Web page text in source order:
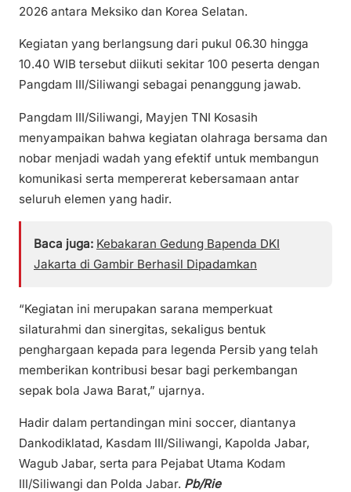
2026 antara Meksiko dan Korea Selatan.
Kegiatan yang berlangsung dari pukul 06.30 hingga
10.40 WIB tersebut diikuti sekitar 100 peserta dengan
Pangdam III/Siliwangi sebagai penanggung jawab.
Pangdam III/Siliwangi, Mayjen TNI Kosasih
menyampaikan bahwa kegiatan olahraga bersama dan
nobar menjadi wadah yang efektif untuk membangun
komunikasi serta mempererat kebersamaan antar
seluruh elemen yang hadir.
Baca juga: Kebakaran Gedung Bapenda DKI
Jakarta di Gambir Berhasil Dipadamkan
“Kegiatan ini merupakan sarana memperkuat
silaturahmi dan sinergitas, sekaligus bentuk
penghargaan kepada para legenda Persib yang telah
memberikan kontribusi besar bagi perkembangan
sepak bola Jawa Barat,” ujarnya.
Hadir dalam pertandingan mini soccer, diantanya
Dankodiklatad, Kasdam III/Siliwangi, Kapolda Jabar,
Wagub Jabar, serta para Pejabat Utama Kodam
III/Siliwangi dan Polda Jabar. Pb/Rie